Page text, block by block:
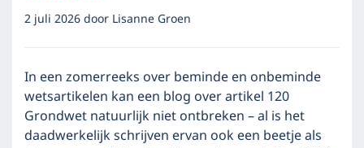
2 juli 2026door Lisanne Groen
In een zomerreeks over beminde en onbeminde
wetsartikelen kan een blog over artikel 120
Grondwet natuurlijk niet ontbreken – al is het
daadwerkelijk schrijven ervan ook een beetje als